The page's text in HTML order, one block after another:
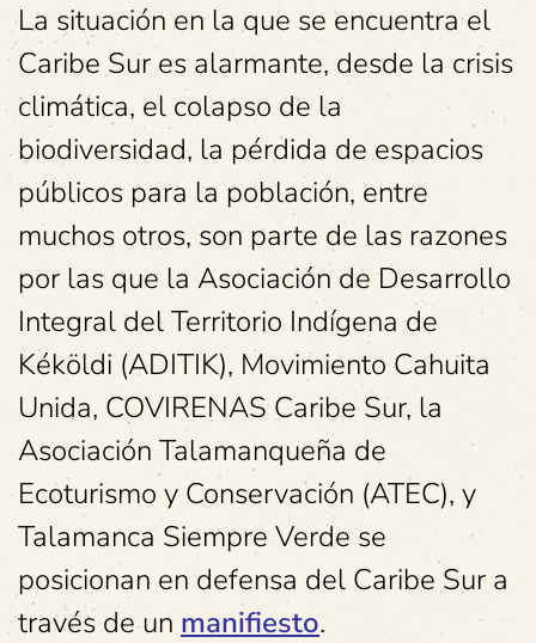
La situación en la que se encuentra el
Caribe Sur es alarmante, desde la crisis
climática, el colapso de la
biodiversidad, la pérdida de espacios
públicos para la población, entre
muchos otros, son parte de las razones
por las que la Asociación de Desarrollo
Integral del Territorio Indígena de
Kéköldi (ADITIK), Movimiento Cahuita
Unida, COVIRENAS Caribe Sur, la
Asociación Talamanqueña de
Ecoturismo y Conservación (ATEC), y
Talamanca Siempre Verde se
posicionan en defensa del Caribe Sur a
través de un manifiesto.